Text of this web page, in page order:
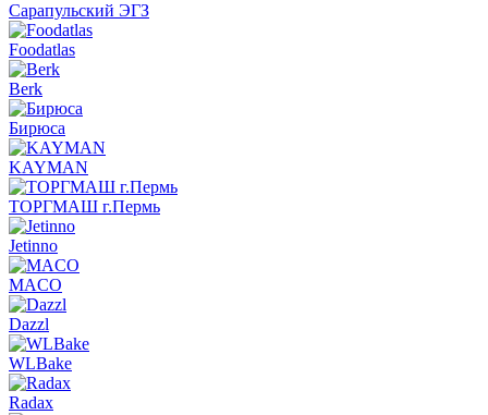
Сарапульский ЭГЗ
Foodatlas
Berk
Бирюса
KAYMAN
ТОРГМАШ г.Пермь
Jetinno
MACO
Dazzl
WLBake
Radax